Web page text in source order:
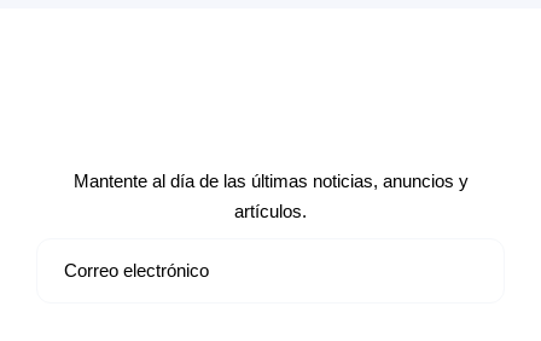
Mantente al día de las últimas noticias, anuncios y
artículos.